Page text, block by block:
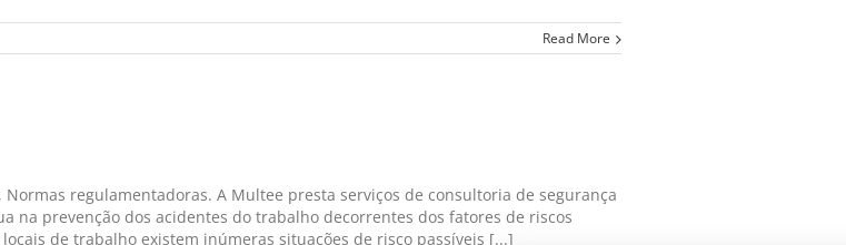
Read More
regulamentadoras. A Multee presta serviços de consultoria de segurança
na prevenção dos acidentes do trabalho decorrentes dos fatores de riscos
de trabalho existem inúmeras situações de risco passíveis [...]